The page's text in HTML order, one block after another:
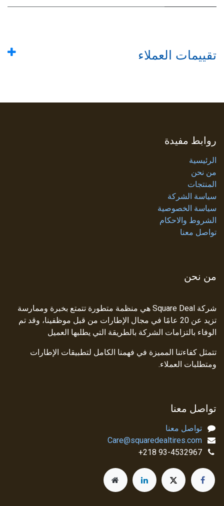
تقييمات العملاء
روابط مفيدة
الرئيسية
من نحن
المنتجات
سياسة الشركة
سياسة الخصوصية
الشروط والاحكام
تواصل معنا
من نحن
شركة Square Deal هي منظمة متطورة تتمتع بخبرة وممارسة
تزيد عن 20 عامًا في مجال الإطارات من قبل موظفينا، وقد تم
الوفاء بالتزامات الشركة بالطريقة التي يطلبها العميل
تتمثل كفاءتنا المميزة في فهمنا الكامل لتطبيقات الإطارات
ومتطلبات العملاء.
تواصل معنا
تواصل معنا
Care@squaredealtires.com
93-4532967 218+